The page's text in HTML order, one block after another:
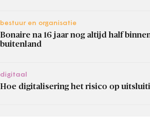
bestuur en organisatie
Bonaire na 16 jaar nog altijd half
buitenland
digitaal
Hoe digitalisering het risico op